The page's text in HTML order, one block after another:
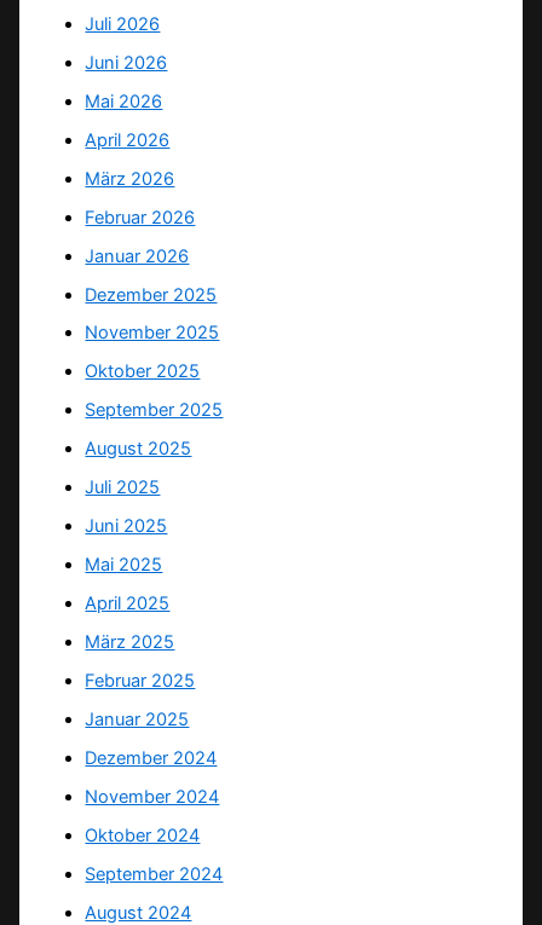
Juli 2026
Juni 2026
Mai 2026
April 2026
März 2026
Februar 2026
Januar 2026
Dezember 2025
November 2025
Oktober 2025
September 2025
August 2025
Juli 2025
Juni 2025
Mai 2025
April 2025
März 2025
Februar 2025
Januar 2025
Dezember 2024
November 2024
Oktober 2024
September 2024
August 2024